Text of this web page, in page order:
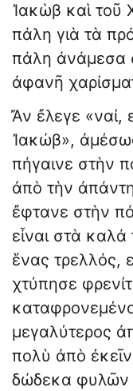
Ἰακὼβ καὶ τοῦ
πάλη γιὰ τὰ
πάλη ἀνάμεσα
ἀφανῆ
Ἄν ἔλεγε «ναί,
Ἰακώβ»,
πήγαινε στὴν
ἀπὸ τὴν
ἔφτανε στὴν
εἶναι στὰ καλά
ἕνας τρελλός,
χτύπησε
μεγαλύτερος
πολὺ ἀπὸ
δώδεκα φυλῶν